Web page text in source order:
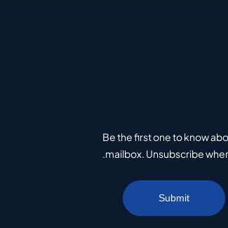
Be the first one to know
mailbox. Unsubscribe